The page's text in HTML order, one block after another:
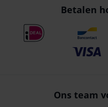
Betalen
Ons team